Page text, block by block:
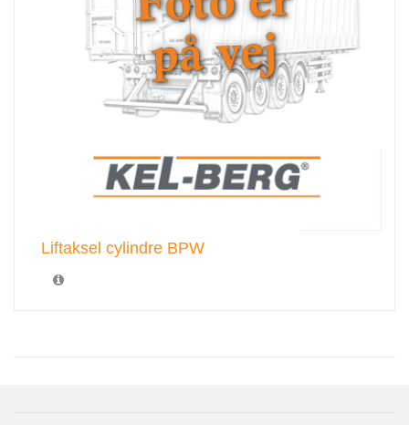
Liftaksel cylindre BPW